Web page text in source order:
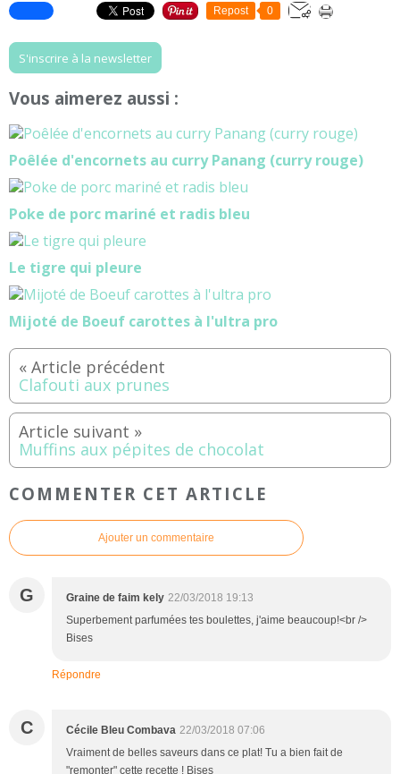
Repost 0
S'inscrire à la newsletter
Vous aimerez aussi :
Poêlée d'encornets au curry Panang (curry rouge)
Poke de porc mariné et radis bleu
Le tigre qui pleure
Mijoté de Boeuf carottes à l'ultra pro
Clafouti aux prunes
Muffins aux pépites de chocolat
COMMENTER CET ARTICLE
Ajouter un commentaire
G Graine de faim kely 22/03/2018 19:13
Superbement parfumées tes boulettes, j'aime beaucoup!<br />
Bises
Répondre
C Cécile Bleu Combava 22/03/2018 07:06
Vraiment de belles saveurs dans ce plat! Tu a bien fait de
"remonter" cette recette ! Bises